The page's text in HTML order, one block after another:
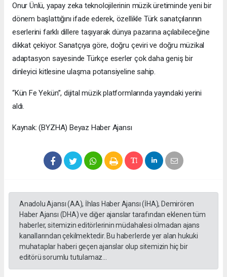
Onur Ünlü, yapay zeka teknolojilerinin müzik üretiminde yeni bir
dönem başlattığını ifade ederek, özellikle Türk sanatçılarının
eserlerini farklı dillere taşıyarak dünya pazarına açılabileceğine
dikkat çekiyor. Sanatçıya göre, doğru çeviri ve doğru müzikal
adaptasyon sayesinde Türkçe eserler çok daha geniş bir
dinleyici kitlesine ulaşma potansiyeline sahip.
“Kün Fe Yekün”, dijital müzik platformlarında yayındaki yerini
aldı.
Kaynak: (BYZHA) Beyaz Haber Ajansı
Anadolu Ajansı (AA), İhlas Haber Ajansı (İHA), Demirören
Haber Ajansı (DHA) ve diğer ajanslar tarafından eklenen tüm
haberler, sitemizin editörlerinin müdahalesi olmadan ajans
kanallarından çekilmektedir. Bu haberlerde yer alan hukuki
muhataplar haberi geçen ajanslar olup sitemizin hiç bir
editörü sorumlu tutulamaz...